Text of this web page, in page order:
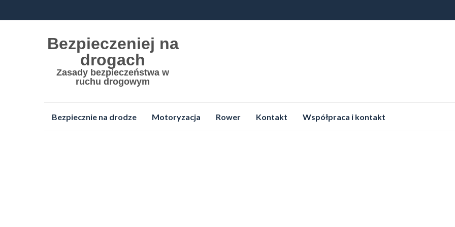
Bezpieczeniej na
drogach
Zasady bezpieczeństwa w
ruchu drogowym
Bezpiecznie na drodze Motoryzacja Rower Kontakt Współpraca i kontakt